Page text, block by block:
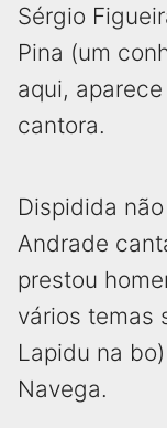
Sérgio
Pina (um
aqui,
cantora.
Dispidida
Andrade
prestou
vários temas
Lapidu na
Navega.